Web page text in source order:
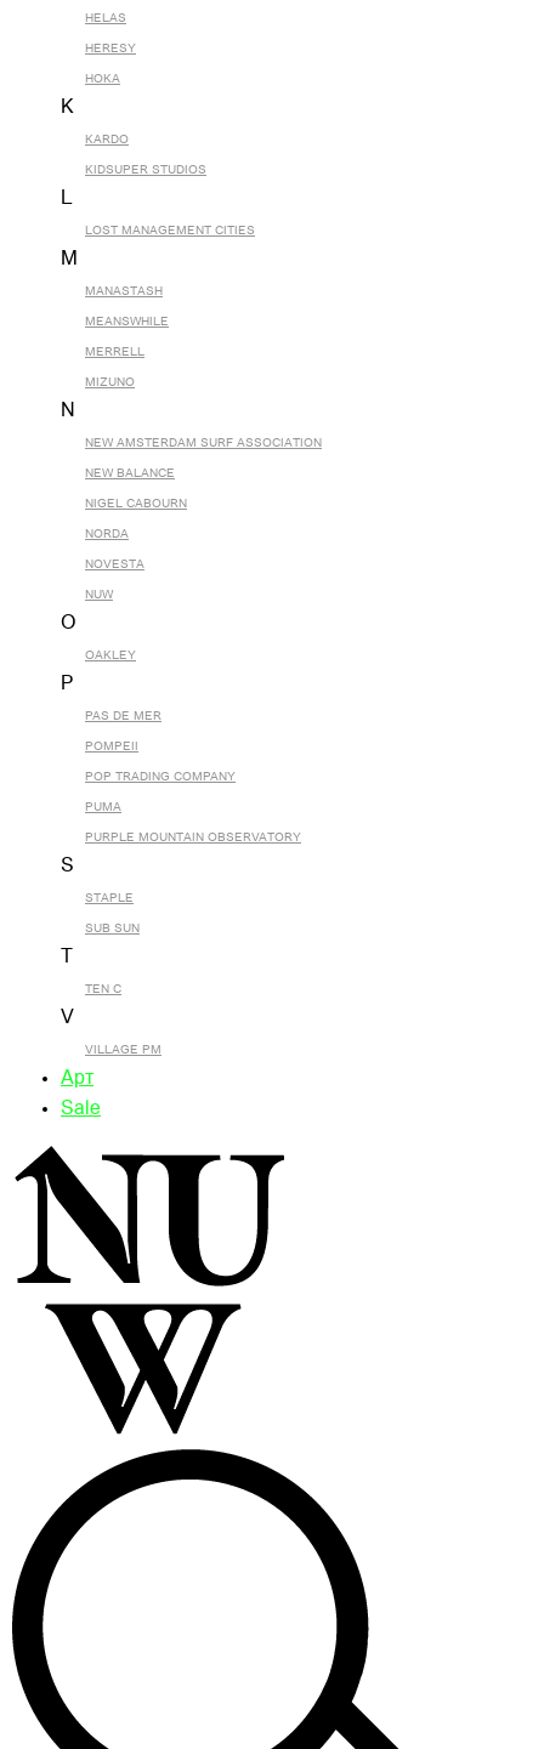
HELAS
HERESY
HOKA
K
KARDO
KIDSUPER STUDIOS
L
LOST MANAGEMENT CITIES
M
MANASTASH
MEANSWHILE
MERRELL
MIZUNO
N
NEW AMSTERDAM SURF ASSOCIATION
NEW BALANCE
NIGEL CABOURN
NORDA
NOVESTA
NUW
O
OAKLEY
P
PAS DE MER
POMPEII
POP TRADING COMPANY
PUMA
PURPLE MOUNTAIN OBSERVATORY
S
STAPLE
SUB SUN
TEN C
V
VILLAGE PM
Арт
Sale